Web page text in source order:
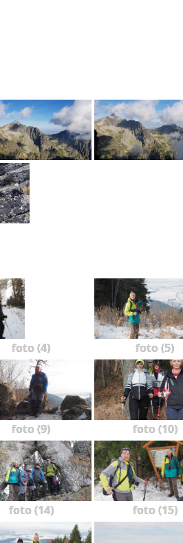
foto (4) foto (5)
foto (9) foto (10)
foto (14) foto (15)